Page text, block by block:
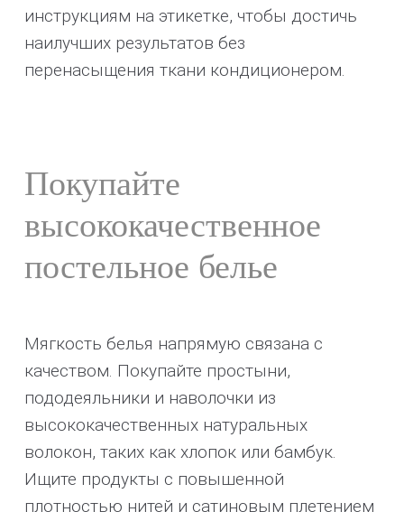
инструкциям на этикетке, чтобы достичь
наилучших результатов без
перенасыщения ткани кондиционером.
Покупайте
высококачественное
постельное белье
Мягкость белья напрямую связана с
качеством. Покупайте простыни,
пододеяльники и наволочки из
высококачественных натуральных
волокон, таких как хлопок или бамбук.
Ищите продукты с повышенной
плотностью нитей и сатиновым плетением